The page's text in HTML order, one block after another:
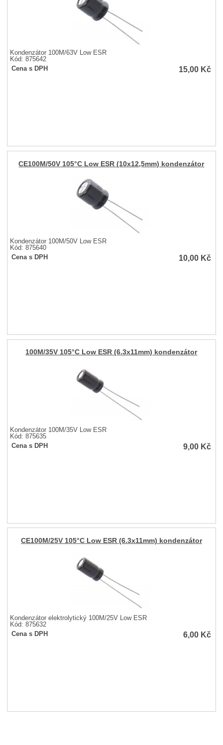
Kondenzátor 100M/63V Low ESR
Kód: 875642
Cena s DPH
15,00 Kč
CE100M/50V 105°C Low ESR (10x12,5mm) kondenzátor
Kondenzátor 100M/50V Low ESR
Kód: 875640
Cena s DPH
10,00 Kč
100M/35V 105°C Low ESR (6.3x11mm) kondenzátor
Kondenzátor 100M/35V Low ESR
Kód: 875635
Cena s DPH
9,00 Kč
CE100M/25V 105°C Low ESR (6.3x11mm) kondenzátor
Kondenzátor elektrolytický 100M/25V Low ESR
Kód: 875632
Cena s DPH
6,00 Kč